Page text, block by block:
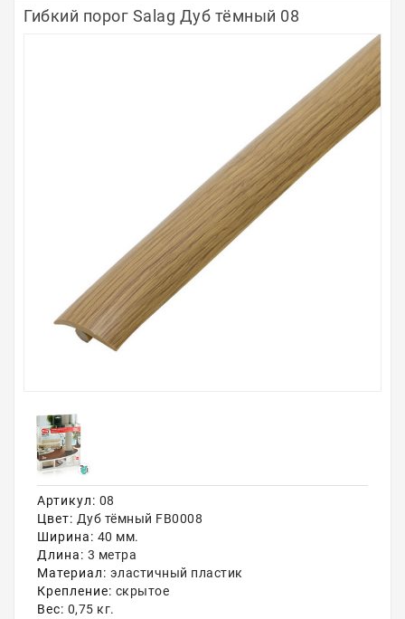
Крепёж и крепления
Садовая мебель
Оплата
Доставка
Контакты
Акции
Гибкий порог Salag Дуб тёмный 08
Артикул: 08
Цвет: Дуб тёмный FB0008
Ширина: 40 мм.
Длина: 3 метра
Материал: эластичный пластик
Крепление: скрытое
Вес: 0,75 кг.